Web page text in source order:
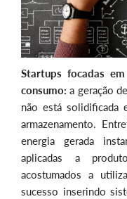
Startups focadas
consumo: a geração
não está solidificada
armazenamento.
energia gerada
aplicadas a
acostumados a
sucesso inserindo